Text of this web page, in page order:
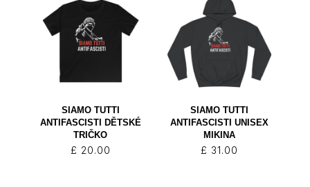
SIAMO TUTTI
ANTIFASCISTI DĚTSKÉ
TRIČKO
£ 20.00
SIAMO TUTTI
ANTIFASCISTI UNISEX
MIKINA
£ 31.00